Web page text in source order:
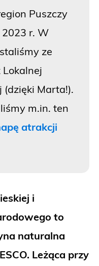
Puszczy
2023 r. W
ze
(dzięki Marta!).
m.in. ten
atrakcji
i
to
naturalna
Leżąca przy